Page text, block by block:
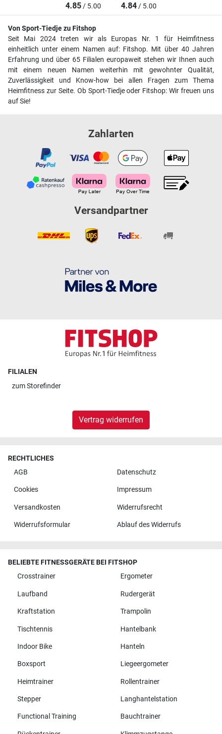
4.85/ 5.00 4.84/ 5.00
Von Sport-Tiedje zu Fitshop
Seit Mai 2024 treten wir als Europas Nr. 1 für Heimfitness
einheitlich unter einem Namen auf: Fitshop. Mit über 40 Jahren
Erfahrung und über 65 Filialen europaweit stehen wir Ihnen auch
mit einem neuen Namen weiterhin mit gewohnter Qualität,
Zuverlässigkeit und Know-how bei allen Fragen zum Thema
Heimfitness zur Seite. Ob Sport-Tiedje oder Fitshop: Wir freuen uns
auf Sie!
Zahlarten
Versandpartner
FILIALEN
zumStorefinder
Vertrag widerrufen
RECHTLICHES
AGB
Datenschutz
Cookies Impressum
Versandkosten Widerrufsrecht
Widerrufsformular Ablauf des Widerrufs
BELIEBTE FITNESSGERÄTE BEI FITSHOP
Crosstrainer
Ergometer
Laufband Rudergerät
Kraftstation Trampolin
Tischtennis Hantelbank
Indoor Bike Hanteln
Boxsport Liegeergometer
Heimtrainer Rollentrainer
Stepper Langhantelstation
Functional Training Bauchtrainer